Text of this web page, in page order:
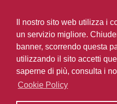
Il nostro sito web utilizza i
un servizio migliore.
banner, scorrendo questa
utilizzando il sito accetti
saperne di più, consulta i
Cookie Policy